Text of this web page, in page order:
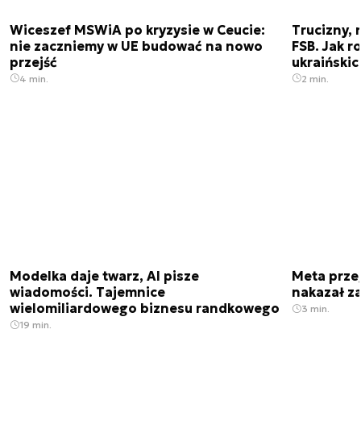
Wiceszef MSWiA po kryzysie w Ceucie:
nie zaczniemy w UE budować na nowo
przejść
4 min.
Trucizny,
FSB. Jak
2 min.
Modelka daje twarz, AI pisze
wiadomości. Tajemnice
wielomiliardowego biznesu randkowego
19 min.
Meta
nakazał
3 min.